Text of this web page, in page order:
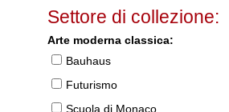
Settore di collezione:
Arte moderna classica:
Bauhaus
Futurismo
Scuola di Monaco